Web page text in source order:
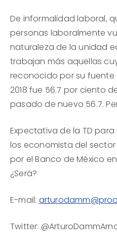
De informalidad laboral,
personas laboralmente
naturaleza de la unidad
trabajan más aquellas
reconocido por su
2018 fue 56.7 por ciento
pasado de nuevo 56.7.
Expectativa de la TD para
los economista del
por el Banco de México
¿Será?
E-mail:
Twitter: